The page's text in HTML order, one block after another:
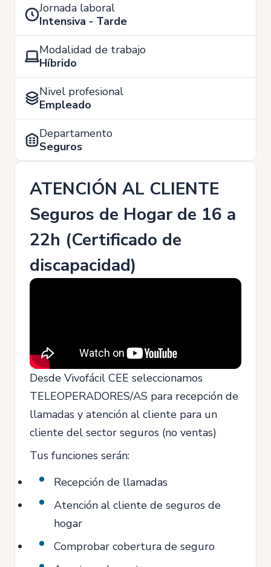
Jornada laboral
Intensiva - Tarde
Modalidad de trabajo
Híbrido
Nivel profesional
Empleado
Departamento
Seguros
ATENCIÓN AL CLIENTE
Seguros de Hogar de 16 a
22h (Certificado de
discapacidad)
Desde Vivofácil CEE seleccionamos
TELEOPERADORES/AS para recepción de
llamadas y atención al cliente para un
cliente del sector seguros (no ventas)
Tus funciones serán:
Recepción de llamadas
Atención al cliente de seguros de
hogar
Comprobar cobertura de seguro